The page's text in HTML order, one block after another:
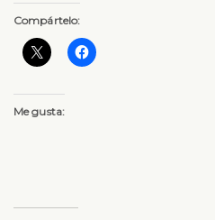
Compártelo:
Me gusta: